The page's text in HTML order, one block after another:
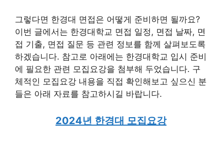
그렇다면 한경대 면접은 어떻게 준비하면 될까요?
이번 글에서는 한경대학교 면접 일정, 면접 날짜, 면
접 기출, 면접 질문 등 관련 정보를 함께 살펴보도록
하겠습니다. 참고로 아래에는 한경대학교 입시 준비
에 필요한 관련 모집요강을 첨부해 두었습니다. 구
체적인 모집요강 내용을 직접 확인해보고 싶으신 분
들은 아래 자료를 참고하시길 바랍니다.
2024년 한경대 모집요강